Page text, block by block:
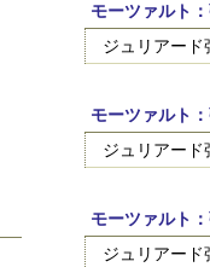
モーツァルト
ジュリアー
モーツァルト
ジュリアー
モーツァルト
ジュリアー